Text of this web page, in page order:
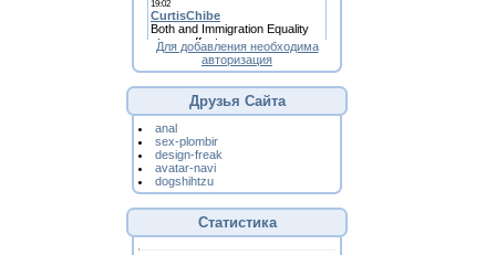
Для добавления необходима
авторизация
Друзья Сайта
anal
sex-plombir
design-freak
avatar-navi
dogshihtzu
Статистика